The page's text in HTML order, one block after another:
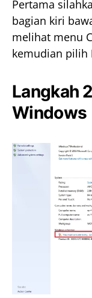
Pertama
bagian kiri
melihat menu
kemudian pilih
Langkah
Windows